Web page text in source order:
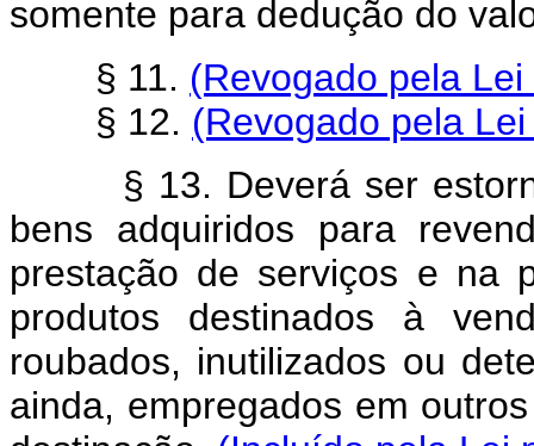
somente para dedução do
§ 11. (Revogado pela
§ 12. (Revogado pela
§ 13. Deverá ser
bens adquiridos para
prestação de serviços e na
produtos destinados à
roubados, inutilizados ou
ainda, empregados em